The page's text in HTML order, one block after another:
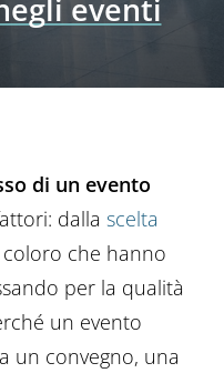
eventi
di un evento
dalla scelta
che hanno
per la qualità
un evento
un convegno, una